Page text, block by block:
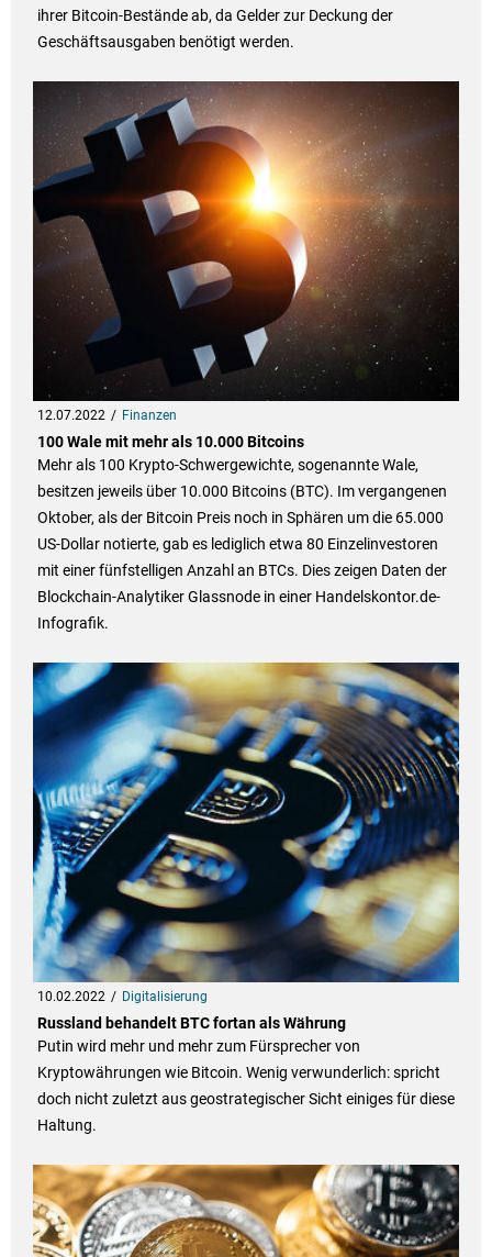
ihrer Bitcoin-Bestände ab, da Gelder zur Deckung der
Geschäftsausgaben benötigt werden.
12.07.2022 Finanzen
100 Wale mit mehr als 10.000 Bitcoins
Mehr als 100 Krypto-Schwergewichte, sogenannte Wale,
besitzen jeweils über 10.000 Bitcoins (BTC). Im vergangenen
Oktober, als der Bitcoin Preis noch in Sphären um die 65.000
US-Dollar notierte, gab es lediglich etwa 80 Einzelinvestoren
mit einer fünfstelligen Anzahl an BTCs. Dies zeigen Daten der
Blockchain-Analytiker Glassnode in einer Handelskontor.de-
Infografik.
10.02.2022 Digitalisierung
Russland behandelt BTC fortan als Währung
Putin wird mehr und mehr zum Fürsprecher von
Kryptowährungen wie Bitcoin. Wenig verwunderlich: spricht
doch nicht zuletzt aus geostrategischer Sicht einiges für diese
Haltung.